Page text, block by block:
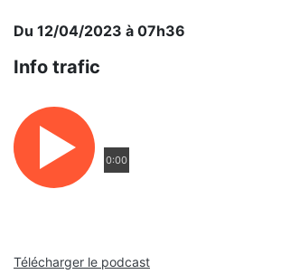
Du 12/04/2023 à 07h36
Info trafic
0:00
Télécharger le podcast